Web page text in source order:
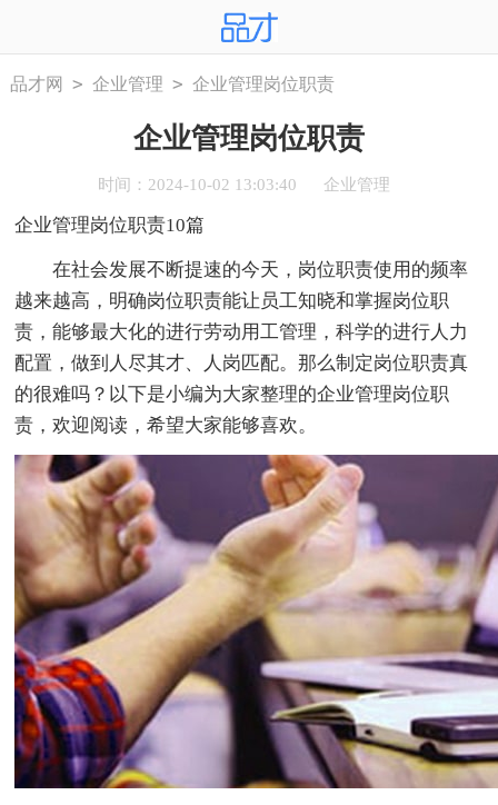
品才网 > 企业管理 > 企业管理岗位职责
企业管理岗位职责
时间：2024-10-02 13:03:40 企业管理
企业管理岗位职责10篇
在社会发展不断提速的今天，岗位职责使用的频率
越来越高，明确岗位职责能让员工知晓和掌握岗位职
责，能够最大化的进行劳动用工管理，科学的进行人力
配置，做到人尽其才、人岗匹配。那么制定岗位职责真
的很难吗？以下是小编为大家整理的企业管理岗位职
责，欢迎阅读，希望大家能够喜欢。